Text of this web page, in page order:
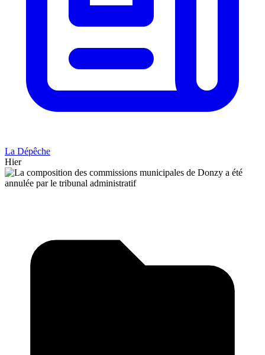
La Dépêche
Hier